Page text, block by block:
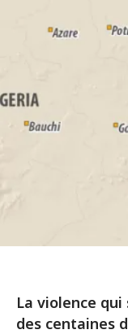
La violence
des centaines